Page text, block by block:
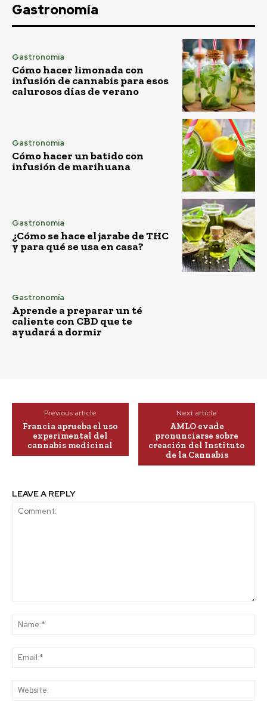
Gastronomía
Gastronomía
Cómo hacer limonada con
infusión de cannabis para esos
calurosos días de verano
Gastronomía
Cómo hacer un batido con
infusión de marihuana
Gastronomía
¿Cómo se hace el jarabe de THC
y para qué se usa en casa?
Gastronomía
Aprende a preparar un té
caliente con CBD que te
ayudará a dormir
Previous article
Francia aprueba el uso
experimental del
cannabis medicinal
Next article
AMLO evade
pronunciarse sobre
creación del Instituto
de la Cannabis
LEAVE A REPLY